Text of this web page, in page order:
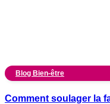
Blog Bien-être
Comment soulager la